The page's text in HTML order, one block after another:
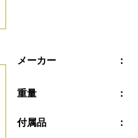
メーカー
重量
付属品